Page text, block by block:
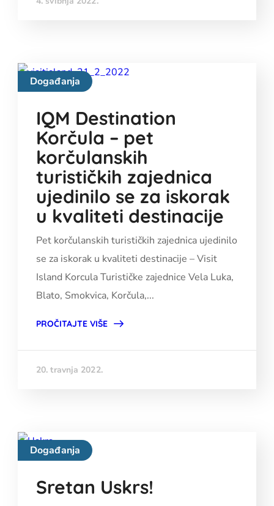
Događanja
IQM Destination
Korčula – pet
korčulanskih
turističkih zajednica
ujedinilo se za iskorak
u kvaliteti destinacije
Pet korčulanskih turističkih zajednica ujedinilo
se za iskorak u kvaliteti destinacije – Visit
Island Korcula Turističke zajednice Vela Luka,
Blato, Smokvica, Korčula,...
PROČITAJTE VIŠE
20. travnja 2022.
Događanja
Sretan Uskrs!